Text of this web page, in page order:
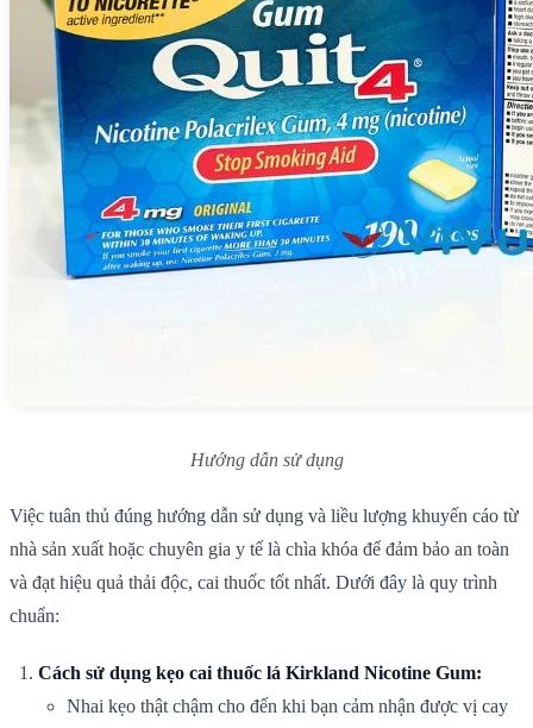
Hướng dẫn sử dụng
Việc tuân thủ đúng hướng dẫn sử dụng và liều lượng khuyến cáo từ
nhà sản xuất hoặc chuyên gia y tế là chìa khóa để đảm bảo an toàn
và đạt hiệu quả thải độc, cai thuốc tốt nhất. Dưới đây là quy trình
chuẩn:
Cách sử dụng kẹo cai thuốc lá Kirkland Nicotine Gum:
Nhai kẹo thật chậm cho đến khi bạn cảm nhận được vị cay